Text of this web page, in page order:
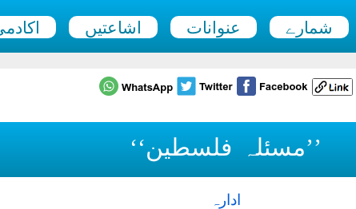
شمارے عنوانات اشاعتیں
’’مسئلہ فلسطین‘‘
ادارہ